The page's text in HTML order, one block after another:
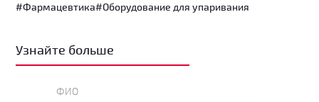
#Фармацевтика#Оборудование для упаривания
Узнайте больше